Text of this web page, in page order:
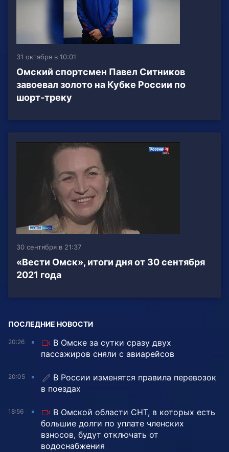
31 октября в 10:01
Омский спортсмен Павел Ситников
завоевал золото на Кубке России по
шорт-треку
30 сентября в 21:37
«Вести Омск», итоги дня от 30 сентября
2021 года
ПОСЛЕДНИЕ НОВОСТИ
20:26
В Омске за сутки сразу двух
пассажиров сняли с авиарейсов
20:05
В России изменятся правила перевозок
в поездах
18:56
В Омской области СНТ, в которых есть
большие долги по уплате членских
взносов, будут отключать от
водоснабжения